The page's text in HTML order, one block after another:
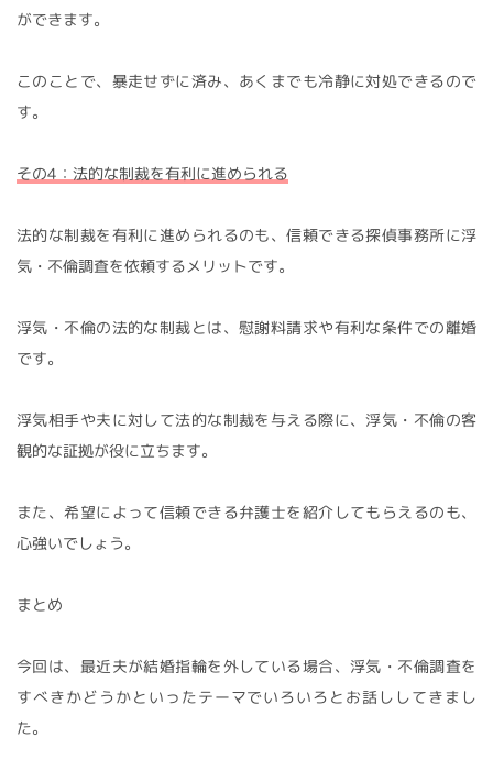
ができます。
このことで、暴走せずに済み、あくまでも冷静に対処できるので
す。
その4：法的な制裁を有利に進められる
法的な制裁を有利に進められるのも、信頼できる探偵事務所に浮
気・不倫調査を依頼するメリットです。
浮気・不倫の法的な制裁とは、慰謝料請求や有利な条件での離婚
です。
浮気相手や夫に対して法的な制裁を与える際に、浮気・不倫の客
観的な証拠が役に立ちます。
また、希望によって信頼できる弁護士を紹介してもらえるのも、
心強いでしょう。
まとめ
今回は、最近夫が結婚指輪を外している場合、浮気・不倫調査を
すべきかどうかといったテーマでいろいろとお話ししてきまし
た。